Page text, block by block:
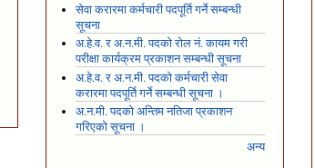
सेवा करारमा कर्मचारी पदपूर्ति गर्ने सम्बन्धी
सूचना
अ.हे.व. र अ.न.मी. पदको रोल नं. कायम गरी
परीक्षा कार्यक्रम प्रकाशन सम्बन्धी सूचना
अ.हे.व. र अ.न.मी. पदको कर्मचारी सेवा
करारमा पदपूर्ति गर्ने सम्बन्धी सूचना ।
अ.न.मी. पदको अन्तिम नतिजा प्रकाशन
गरिएको सूचना ।
अन्य